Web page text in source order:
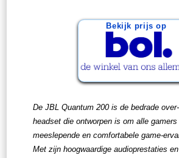
Bekijk prijs op
De JBL Quantum 200 is de bedrade
headset die ontworpen is om alle gamers
meeslepende en comfortabele game-
Met zijn hoogwaardige audioprestaties